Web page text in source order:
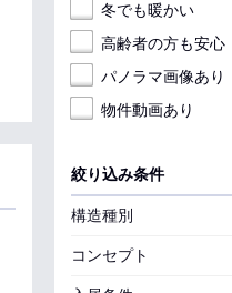
冬でも暖かい
高齢者の方も安心
パノラマ画像あり
物件動画あり
絞り込み条件
構造種別
コンセプト